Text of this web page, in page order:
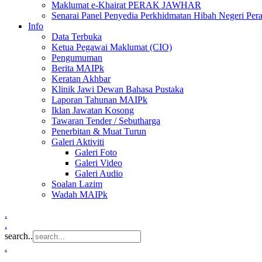
Maklumat e-Khairat PERAK JAWHAR
Senarai Panel Penyedia Perkhidmatan Hibah Negeri
Info
Data Terbuka
Ketua Pegawai Maklumat (CIO)
Pengumuman
Berita MAIPk
Keratan Akhbar
Klinik Jawi Dewan Bahasa Pustaka
Laporan Tahunan MAIPk
Iklan Jawatan Kosong
Tawaran Tender / Sebutharga
Penerbitan & Muat Turun
Galeri Aktiviti
Galeri Foto
Galeri Video
Galeri Audio
Soalan Lazim
Wadah MAIPk
.
.
search..
.